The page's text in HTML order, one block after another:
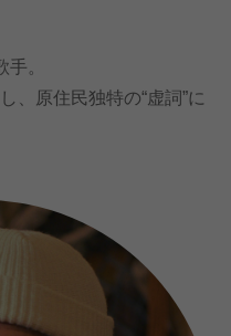
。
、原住民独特の“虚詞”に